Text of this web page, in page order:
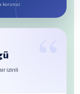
korunur.
izinli